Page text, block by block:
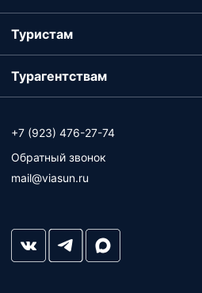
Туристам
Турагентствам
+7 (923) 476-27-74
Обратный звонок
mail@viasun.ru